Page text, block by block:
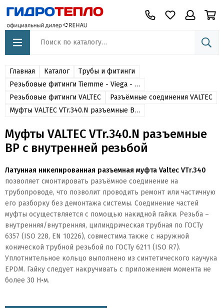
Главная Каталог
Трубы и фитинги
Резьбовые фитинги Tiemme - Viega - Oventrop - Itap -Stout - Far - Valtec - Sanha - Effebi
Резьбовые фитинги VALTEC
Разъёмные соединения VALTEC
Муфты VALTEC VTr.340.N разъемные ВР с внутренней резьбой
Муфты VALTEC VTr.340.N разъемные
ВР с внутренней резьбой
Латунная никелированная разъемная муфта Valtec VTr.340
позволяет смонтировать разъёмное соединение на
трубопроводе, что позволит проводить ремонт или частичную
его разборку без демонтажа системы. Соединение частей
муфты осуществляется с помощью накидной гайки. Резьба –
внутренняя/внутренняя, цилиндрическая трубная по ГОСТу
6357 (ISO 228, EN 10226), совместима также с наружной
конической трубной резьбой по ГОСТу 6211 (ISO R7).
Уплотнительное кольцо выполнено из синтетического каучука
EPDM. Гайку следует накручивать с приложением момента не
более 30 H•м.